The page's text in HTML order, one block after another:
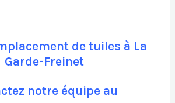
de tuiles à La
Garde-Freinet
notre équipe au